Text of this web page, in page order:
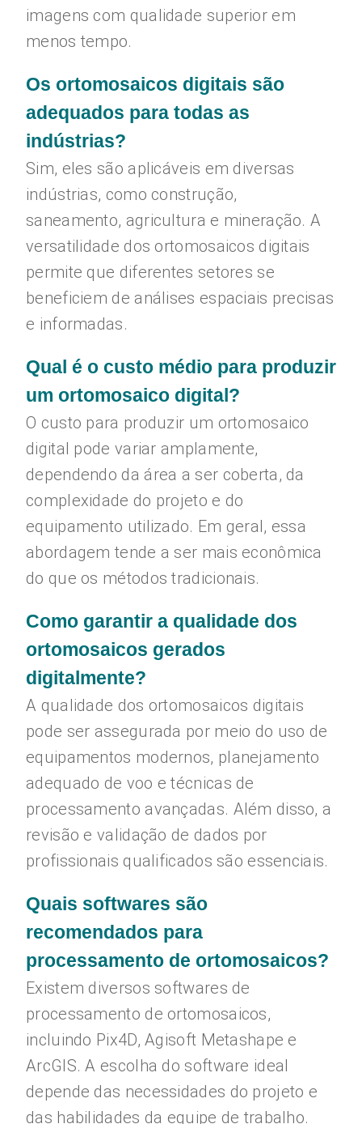
imagens com qualidade superior em
menos tempo.
Os ortomosaicos digitais são
adequados para todas as
indústrias?
Sim, eles são aplicáveis em diversas
indústrias, como construção,
saneamento, agricultura e mineração. A
versatilidade dos ortomosaicos digitais
permite que diferentes setores se
beneficiem de análises espaciais precisas
e informadas.
Qual é o custo médio para produzir
um ortomosaico digital?
O custo para produzir um ortomosaico
digital pode variar amplamente,
dependendo da área a ser coberta, da
complexidade do projeto e do
equipamento utilizado. Em geral, essa
abordagem tende a ser mais econômica
do que os métodos tradicionais.
Como garantir a qualidade dos
ortomosaicos gerados
digitalmente?
A qualidade dos ortomosaicos digitais
pode ser assegurada por meio do uso de
equipamentos modernos, planejamento
adequado de voo e técnicas de
processamento avançadas. Além disso, a
revisão e validação de dados por
profissionais qualificados são essenciais.
Quais softwares são
recomendados para
processamento de ortomosaicos?
Existem diversos softwares de
processamento de ortomosaicos,
incluindo Pix4D, Agisoft Metashape e
ArcGIS. A escolha do software ideal
depende das necessidades do projeto e
das habilidades da equipe de trabalho.